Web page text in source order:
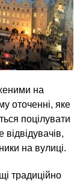
на
оточенні, яке
поцілувати
відвідувачів,
на вулиці.
традиційно